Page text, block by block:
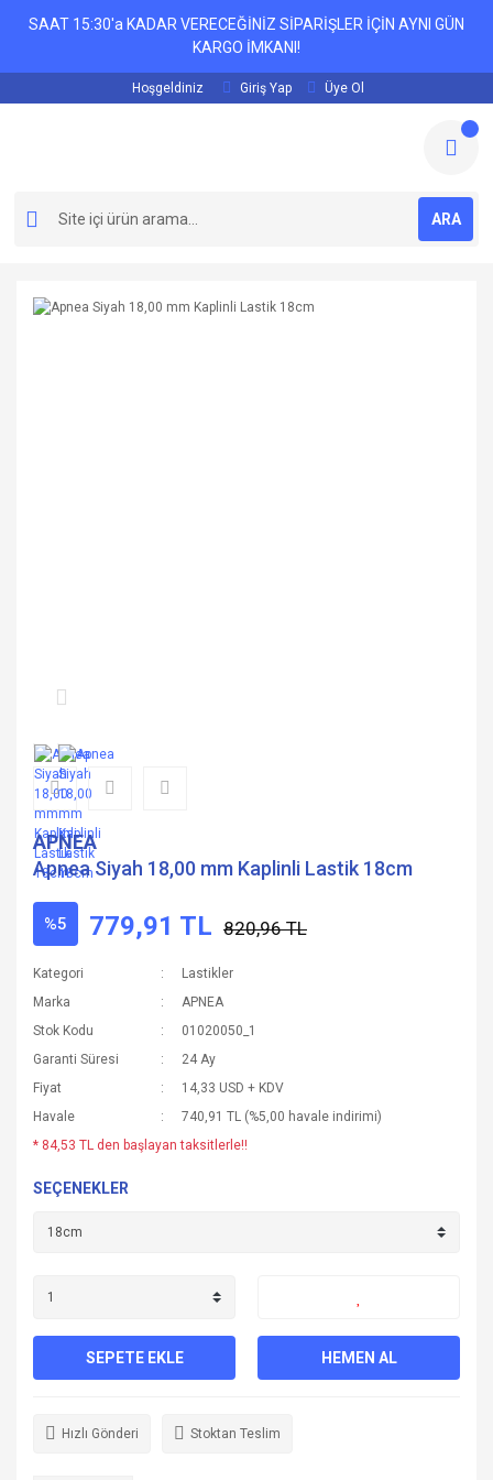
SAAT 15:30'a KADAR VERECEĞİNİZ SİPARİŞLER İÇİN AYNI GÜN
KARGO İMKANI!
Hoşgeldiniz Giriş Yap Üye Ol
ARA
APNEA
Apnea Siyah 18,00 mm Kaplinli Lastik 18cm
%5 779,91 TL 820,96 TL
Kategori
Lastikler
Marka
APNEA
Stok Kodu
01020050_1
Garanti Süresi
24 Ay
Fiyat
14,33 USD + KDV
Havale
740,91 TL (%5,00 havale indirimi)
* 84,53 TL den başlayan taksitlerle!!
SEÇENEKLER
SEPETE EKLE HEMEN AL
Hızlı Gönderi Stoktan Teslim